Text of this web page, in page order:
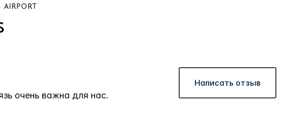
AIRPORT
очень важна для нас.
Написать отзыв